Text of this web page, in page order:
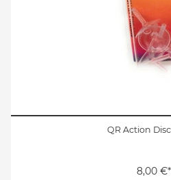
QR Action
8,00 €*